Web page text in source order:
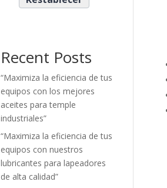
Recent Posts
“Maximiza la eficiencia de tus
equipos con los mejores
aceites para temple
industriales”
“Maximiza la eficiencia de tus
equipos con nuestros
lubricantes para lapeadores
de alta calidad”